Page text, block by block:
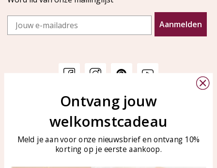
Email
Aanmelden
Veelgestelde vragen
Sieraden onderhouden
KAYA Sieraden
Bellen of WhatsApp Ma-Vr
tussen 09:00-17:00
Tel: 0850003187
WhatsApp: 0850003187
Ontvang jouw
welkomstcadeau
Meld je aan voor onze nieuwsbrief en ontvang 10%
korting op je eerste aankoop.